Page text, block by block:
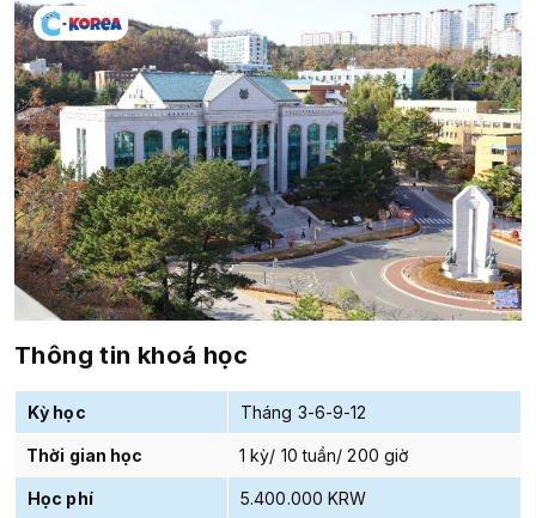
Thông tin khoá học
Kỳ học Tháng 3-6-9-12
Thời gian học 1 kỳ/ 10 tuần/ 200 giờ
Học phí 5.400.000 KRW